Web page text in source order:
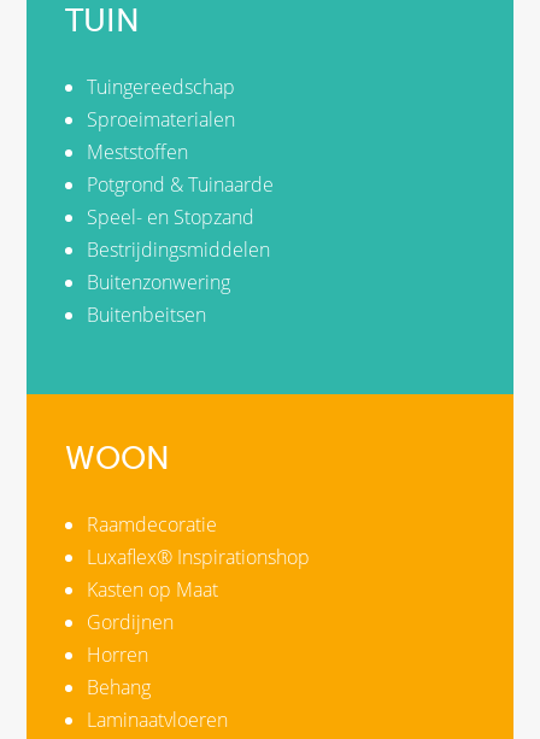
TUIN
Tuingereedschap
Sproeimaterialen
Meststoffen
Potgrond & Tuinaarde
Speel- en Stopzand
Bestrijdingsmiddelen
Buitenzonwering
Buitenbeitsen
WOON
Raamdecoratie
Luxaflex® Inspirationshop
Kasten op Maat
Gordijnen
Horren
Behang
Laminaatvloeren